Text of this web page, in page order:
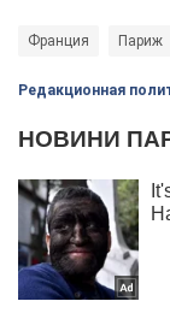
Франция Париж
Редакционная